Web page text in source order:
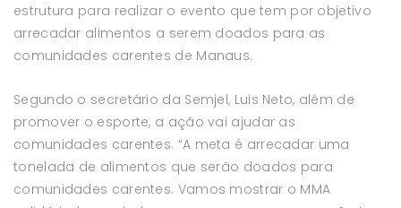
estrutura para realizar o evento que tem por objetivo
arrecadar alimentos a serem doados para as
comunidades carentes de Manaus.
Segundo o secretário da Semjel, Luis Neto, além de
promover o esporte, a ação vai ajudar as
comunidades carentes. “A meta é arrecadar uma
tonelada de alimentos que serão doados para
comunidades carentes. Vamos mostrar o MMA